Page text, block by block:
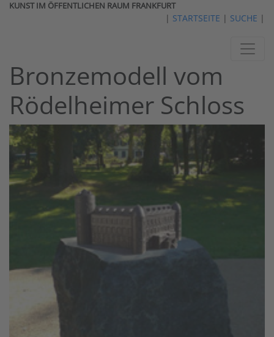
KUNST IM ÖFFENTLICHEN RAUM FRANKFURT
| STARTSEITE | SUCHE |
Bronzemodell vom
Rödelheimer Schloss